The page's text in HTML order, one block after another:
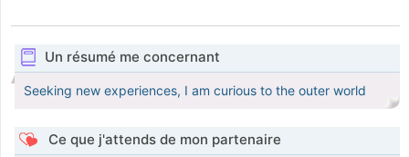
Un résumé me concernant
Seeking new experiences, I am curious to the outer world
Ce que j'attends de mon partenaire